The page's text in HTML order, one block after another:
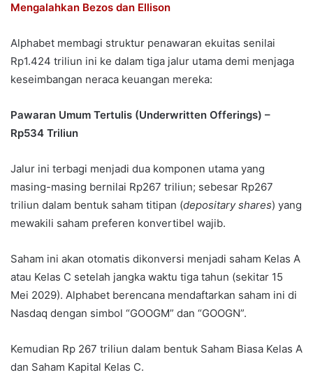
Mengalahkan Bezos dan Ellison
Alphabet membagi struktur penawaran ekuitas senilai
Rp1.424 triliun ini ke dalam tiga jalur utama demi menjaga
keseimbangan neraca keuangan mereka:
Pawaran Umum Tertulis (Underwritten Offerings) –
Rp534 Triliun
Jalur ini terbagi menjadi dua komponen utama yang
masing-masing bernilai Rp267 triliun; sebesar Rp267
triliun dalam bentuk saham titipan (depositary shares) yang
mewakili saham preferen konvertibel wajib.
Saham ini akan otomatis dikonversi menjadi saham Kelas A
atau Kelas C setelah jangka waktu tiga tahun (sekitar 15
Mei 2029). Alphabet berencana mendaftarkan saham ini di
Nasdaq dengan simbol “GOOGM” dan “GOOGN”.
Kemudian Rp 267 triliun dalam bentuk Saham Biasa Kelas A
dan Saham Kapital Kelas C.